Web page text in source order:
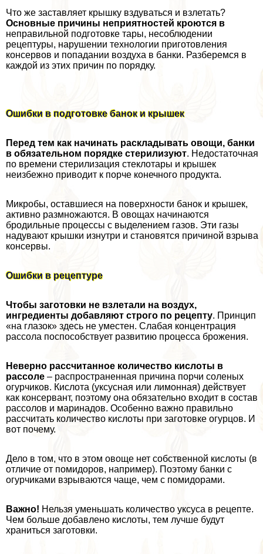
Что же заставляет крышку вздуваться и взлетать?
Основные причины неприятностей кроются в
неправильной подготовке тары, несоблюдении
рецептуры, нарушении технологии приготовления
консервов и попадании воздуха в банки. Разберемся в
каждой из этих причин по порядку.
Ошибки в подготовке банок и крышек
Перед тем как начинать раскладывать овощи, банки
в обязательном порядке стерилизуют. Недостаточная
по времени стерилизация стеклотары и крышек
неизбежно приводит к порче конечного продукта.
Микробы, оставшиеся на поверхности банок и крышек,
активно размножаются. В овощах начинаются
бродильные процессы с выделением газов. Эти газы
надувают крышки изнутри и становятся причиной взрыва
консервы.
Ошибки в рецептуре
Чтобы заготовки не взлетали на воздух,
ингредиенты добавляют строго по рецепту. Принцип
«на глазок» здесь не уместен. Слабая концентрация
рассола поспособствует развитию процесса брожения.
Неверно рассчитанное количество кислоты в
рассоле – распространенная причина порчи соленых
огурчиков. Кислота (уксусная или лимонная) действует
как консервант, поэтому она обязательно входит в состав
рассолов и маринадов. Особенно важно правильно
рассчитать количество кислоты при заготовке огурцов. И
вот почему.
Дело в том, что в этом овоще нет собственной кислоты (в
отличие от помидоров, например). Поэтому банки с
огурчиками взрываются чаще, чем с помидорами.
Важно! Нельзя уменьшать количество уксуса в рецепте.
Чем больше добавлено кислоты, тем лучше будут
храниться заготовки.